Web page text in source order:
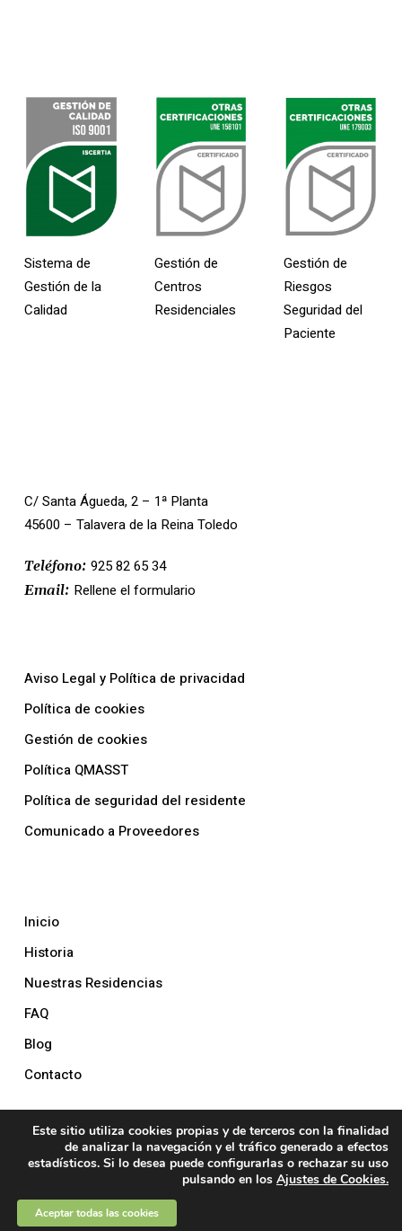
Sistema de
Gestión de la
Calidad
Gestión de
Centros
Residenciales
Gestión de
Riesgos
Seguridad del
Paciente
C/ Santa Águeda, 2 – 1ª Planta
45600 – Talavera de la Reina Toledo
Teléfono: 925 82 65 34
Email: Rellene el formulario
Aviso Legal y Política de privacidad
Política de cookies
Gestión de cookies
Política QMASST
Política de seguridad del residente
Comunicado a Proveedores
Inicio
Historia
Nuestras Residencias
FAQ
Blog
Contacto
© 2026 Nexus Integral. Designed byLOVE Studios
facebookinstagram
Este sitio utiliza cookies propias y de terceros con la finalidad
de analizar la navegación y el tráfico generado a efectos
estadísticos. Si lo desea puede configurarlas o rechazar su uso
pulsando en los Ajustes de Cookies.
Aceptar todas las cookies